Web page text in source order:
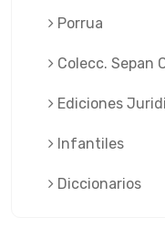
Porrua
Colecc. Sepan
Ediciones
Infantiles
Diccionarios